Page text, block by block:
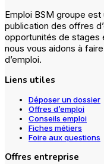
Emploi BSM groupe
publication des offres
opportunités de stages
nous vous aidons à
d’emploi.
Liens utiles
Déposer un dossier
Offres d’emploi
Conseils emploi
Fiches métiers
Foire aux questions
Offres entreprise